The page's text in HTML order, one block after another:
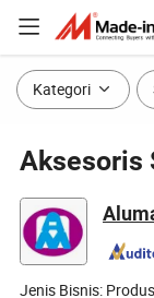
Kategori
Aksesoris
Jenis Bisnis: